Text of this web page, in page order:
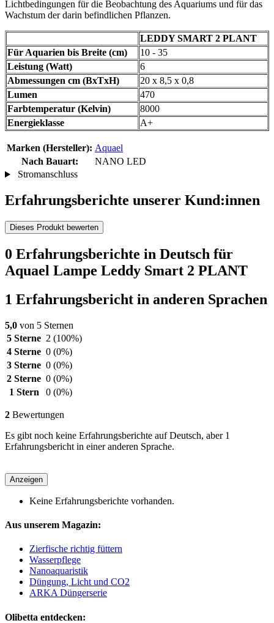
Lichtbedingungen für die Beobachtung des Aquariums und für das
Wachstum der darin befindlichen Pflanzen.
LEDDY SMART 2 PLANT
Für Aquarien bis Breite (cm)
10 - 35
Leistung (Watt)
6
Abmessungen cm (BxTxH)
20 x 8,5 x 0,8
Lumen
470
Farbtemperatur (Kelvin)
8000
Energieklasse
A+
Marken (Hersteller): Aquael
Nach Bauart:
NANO LED
Stromanschluss
Erfahrungsberichte unserer Kund:innen
Dieses Produkt bewerten
0 Erfahrungsberichte in Deutsch für
Aquael Lampe Leddy Smart 2 PLANT
1 Erfahrungsbericht in anderen Sprachen
5,0 von 5 Sternen
5 Sterne 2 (100%)
4 Sterne 0 (0%)
3 Sterne 0 (0%)
2 Sterne 0 (0%)
1 Stern
0 (0%)
2 Bewertungen
Es gibt noch keine Erfahrungsberichte auf Deutsch, aber 1
Erfahrungsbericht in einer anderen Sprache.
Anzeigen
Keine Erfahrungsberichte vorhanden.
Aus unserem Magazin:
Zierfische richtig füttern
Wasserpflege
Nanoaquaristik
Düngung, Licht und CO2
ARKA Düngerserie
Olibetta entdecken: